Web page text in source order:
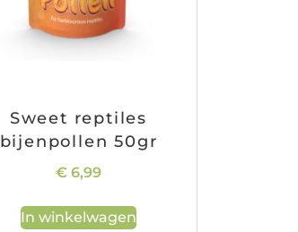
Sweet reptiles
bijenpollen 50gr
€ 6,99
In winkelwagen